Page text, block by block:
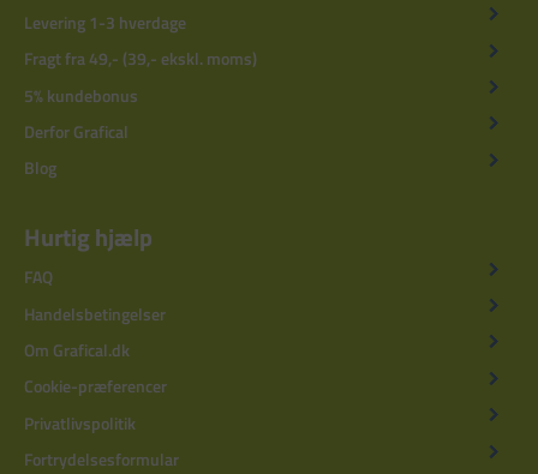
Levering 1-3 hverdage
Fragt fra 49,- (39,- ekskl. moms)
5% kundebonus
Derfor Grafical
Blog
Hurtig hjælp
FAQ
Handelsbetingelser
Om Grafical.dk
Cookie-præferencer
Privatlivspolitik
Fortrydelsesformular